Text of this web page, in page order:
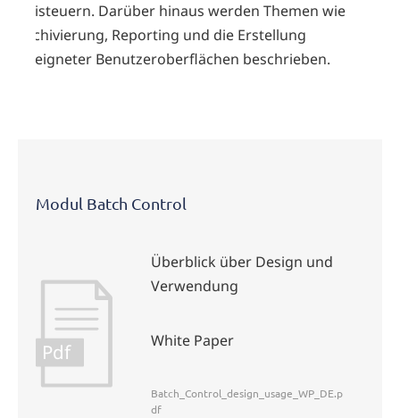
beisteuern. Darüber hinaus werden Themen wie
Archivierung, Reporting und die Erstellung
geeigneter Benutzeroberflächen beschrieben.
Pdf
Modul Batch Control
Überblick über Design und
Verwendung
White Paper
Batch_Control_design_usage_WP_DE.p
df